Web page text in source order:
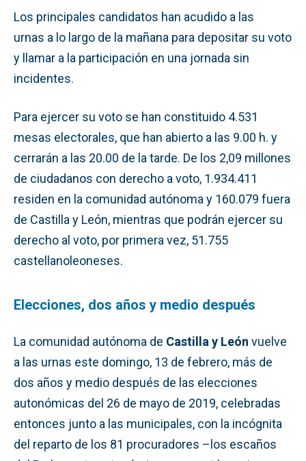
Los principales candidatos han acudido a las
urnas a lo largo de la mañana para depositar su voto
y llamar a la participación en una jornada sin
incidentes.
Para ejercer su voto se han constituido 4.531
mesas electorales, que han abierto a las 9.00 h. y
cerrarán a las 20.00 de la tarde. De los 2,09 millones
de ciudadanos con derecho a voto, 1.934.411
residen en la comunidad autónoma y 160.079 fuera
de Castilla y León, mientras que podrán ejercer su
derecho al voto, por primera vez, 51.755
castellanoleoneses.
Elecciones, dos años y medio después
La comunidad autónoma de Castilla y León vuelve
a las urnas este domingo, 13 de febrero, más de
dos años y medio después de las elecciones
autonómicas del 26 de mayo de 2019, celebradas
entonces junto a las municipales, con la incógnita
del reparto de los 81 procuradores –los escaños